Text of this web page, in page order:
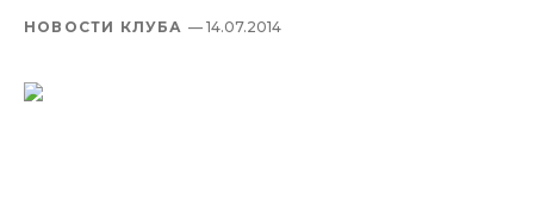
НОВОСТИ КЛУБА — 14.07.2014